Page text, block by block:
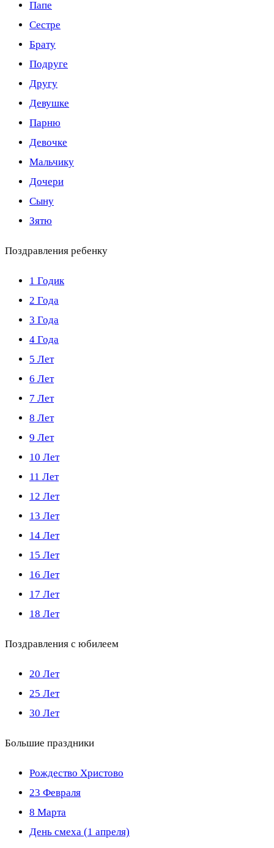
Папе
Сестре
Брату
Подруге
Другу
Девушке
Парню
Девочке
Мальчику
Дочери
Сыну
Зятю
Поздравления ребенку
1 Годик
2 Года
3 Года
4 Года
5 Лет
6 Лет
7 Лет
8 Лет
9 Лет
10 Лет
11 Лет
12 Лет
13 Лет
14 Лет
15 Лет
16 Лет
17 Лет
18 Лет
Поздравления с юбилеем
20 Лет
25 Лет
30 Лет
Большие праздники
Рождество Христово
23 Февраля
8 Марта
День смеха (1 апреля)